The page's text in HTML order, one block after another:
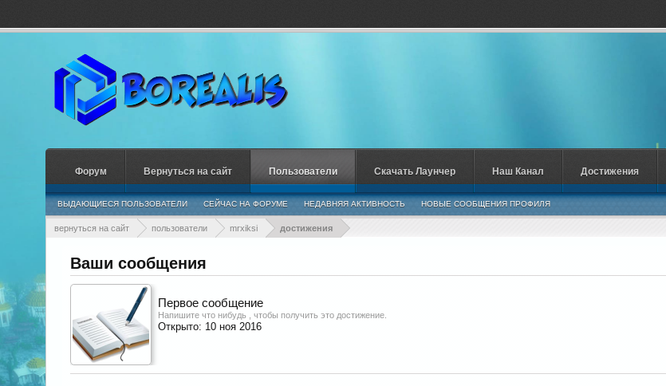
вернуться на сайт пользователи mrxiksi достижения
Ваши сообщения
Первое сообщение
Напишите что нибудь , чтобы получить это достижение.
Открыто: 10 ноя 2016
Форум Вернуться на сайт Пользователи
ВЫДАЮЩИЕСЯ ПОЛЬЗОВАТЕЛИ СЕЙЧАС НА ФОРУМЕ НЕДАВНЯЯ АКТИВНОСТЬ НОВЫЕ СООБЩЕНИЯ ПРОФИЛЯ
Скачать Лаунчер Наш Канал Достижения